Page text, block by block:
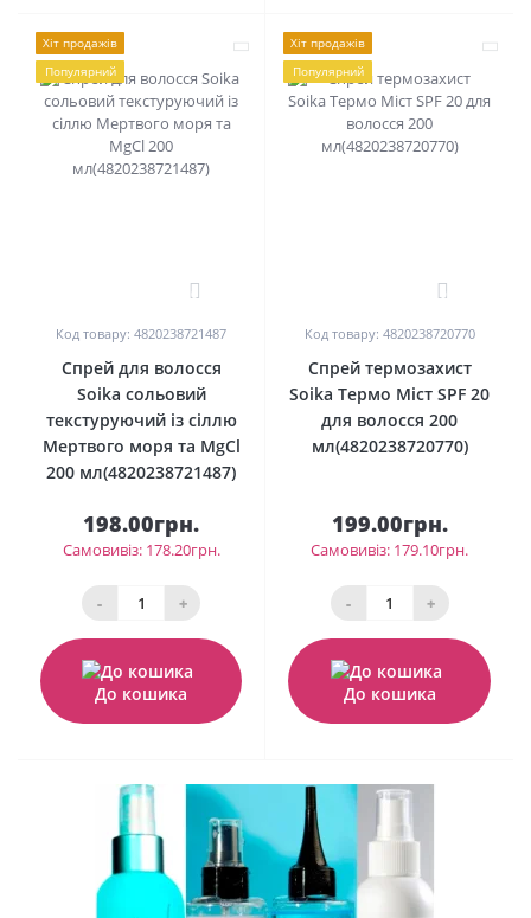
Хіт продажів
Популярний
0
Код товару: 4820238721487
Спрей для волосся
Soika сольовий
текстуруючий із сіллю
Мертвого моря та MgCl
200 мл(4820238721487)
198.00грн.
Самовивіз: 178.20грн.
- +
До кошика
Хіт продажів
Популярний
0
Код товару: 4820238720770
Спрей термозахист
Soika Термо Міст SPF 20
для волосся 200
мл(4820238720770)
199.00грн.
Самовивіз: 179.10грн.
- +
До кошика